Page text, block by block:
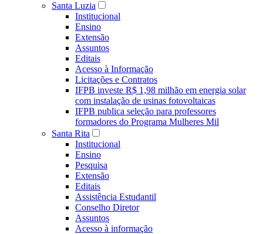
Santa Luzia
Institucional
Ensino
Extensão
Assuntos
Editais
Acesso à Informação
Licitações e Contratos
IFPB investe R$ 1,98 milhão em energia solar
com instalação de usinas fotovoltaicas
IFPB publica seleção para professores
formadores do Programa Mulheres Mil
Santa Rita
Institucional
Ensino
Pesquisa
Extensão
Editais
Assistência Estudantil
Conselho Diretor
Assuntos
Acesso à informação